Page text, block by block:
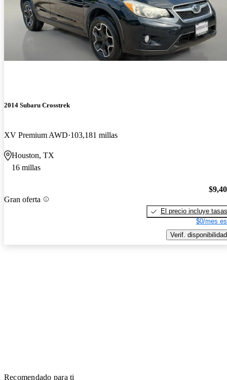
2014 Subaru Crosstrek
XV Premium AWD 103,181 millas
Houston, TX
16 millas
Gran oferta
El precio incluye tasas
$0/mes
Verif. disponibilidad
Recomendado para ti